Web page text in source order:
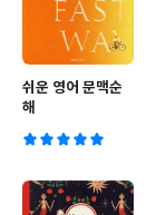
쉬운 영어 문맥순
해